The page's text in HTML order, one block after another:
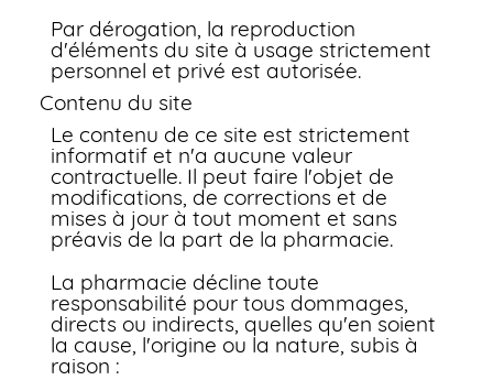
Par dérogation, la reproduction
d'éléments du site à usage strictement
personnel et privé est autorisée.
Contenu du site
Le contenu de ce site est strictement
informatif et n'a aucune valeur
contractuelle. Il peut faire l'objet de
modifications, de corrections et de
mises à jour à tout moment et sans
préavis de la part de la pharmacie.
La pharmacie décline toute
responsabilité pour tous dommages,
directs ou indirects, quelles qu'en soient
la cause, l'origine ou la nature, subis à
raison :